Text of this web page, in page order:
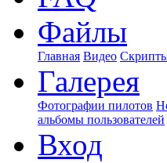
Файлы
Главная Видео
Галерея
Фотографии пилотов
альбомы пользователей
Вход